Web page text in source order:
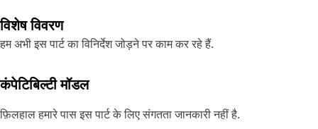
विशेष विवरण
हम अभी इस पार्ट का विनिर्देश जोड़ने पर काम कर रहे हैं.
कंपेटिबिल्टी मॉडल
फ़िलहाल हमारे पास इस पार्ट के लिए संगतता जानकारी नहीं है.